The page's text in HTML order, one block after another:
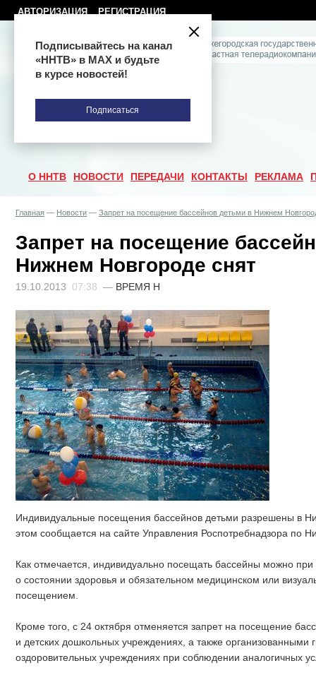
АВТОРИЗАЦИЯ РЕГИСТРАЦИЯ
О ННТВ НОВОСТИ ПЕРЕДАЧИ КОНТАКТЫ РЕКЛАМА
Главная — Новости — Запрет на посещение бассейнов детьми в Нижнем
Запрет на посещение
Нижнем Новгороде снят
19.10.2013 07:38 — ВРЕМЯ Н
Индивидуальные посещения бассейнов детьми разрешены в
этом сообщается на сайте Управления Роспотребнадзора по
Как отмечается, индивидуально посещать бассейны можно
о состоянии здоровья и обязательном медицинском или
посещением.
Кроме того, с 24 октября отменяется запрет на посещение
и детских дошкольных учреждениях, а также организованными
оздоровительных учреждениях при соблюдении аналогичных
Подписывайтесь на канал
«ННТВ» в МАХ и будьте
в курсе новостей!
Подписаться